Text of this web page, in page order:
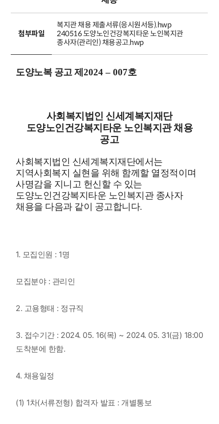
첨부파일
복지관 채용 제출서류(응시원서등).hwp
240516 도양노인건강복지타운 노인복지관
종사자(관리인) 채용공고.hwp
도양노복 공고 제 2024– 007호
사회복지법인 신세계복지재단
도양노인건강복지타운 노인복지관 채용
공고
사회복지법인 신세계복지재단에서는
지역사회복지 실현을 위해 함께할 열정적이며
사명감을 지니고 헌신할 수 있는
도양노인건강복지타운 노인복지관 종사자
채용을 다음과 같이 공고합니다.
​1. 모집인원 : 1명
​모집분야 : 관리인
​2. 고용형태 : 정규직
​3. 접수기간 : 2024. 05. 16(목) ~ 2024. 05. 31(금) 18:00
도착분에 한함.
​4. 채용일정
​(1) 1차(서류전형) 합격자 발표 : 개별통보